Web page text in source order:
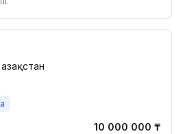
10 000 000 ₸